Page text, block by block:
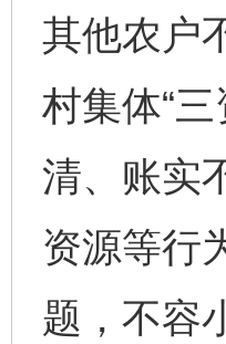
其他农户
村集体“
清、账实
资源等行
题，不容